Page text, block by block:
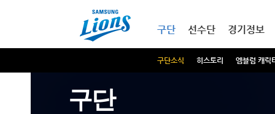
구단
구단소식 히스토리 엠블럼 캐릭
선수단 경기정보
구단